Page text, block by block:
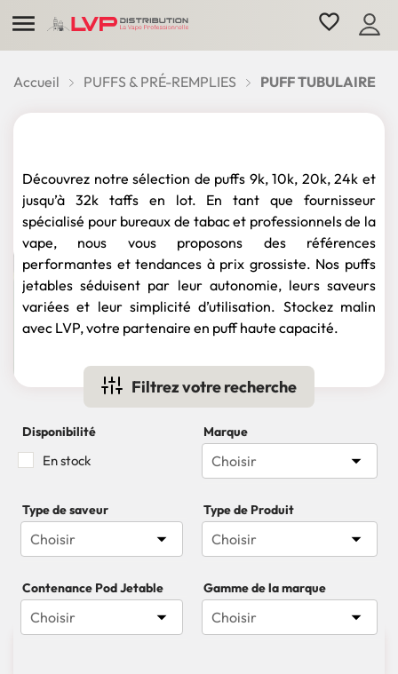
 favorite_border
Accueil PUFFS & PRÉ-REMPLIES PUFF TUBULAIRE
Découvrez notre sélection de puffs 9k, 10k, 20k, 24k et
jusqu’à 32k taffs en lot. En tant que fournisseur
spécialisé pour bureaux de tabac et professionnels de la
vape, nous vous proposons des références
performantes et tendances à prix grossiste. Nos puffs
jetables séduisent par leur autonomie, leurs saveurs
variées et leur simplicité d’utilisation. Stockez malin
avec LVP, votre partenaire en puff haute capacité.
Filtrez votre recherche
Disponibilité
En stock
Marque
Choisir 
Type de saveur
Choisir 
Type de Produit
Choisir 
Contenance Pod Jetable
Choisir 
Gamme de la marque
Choisir 